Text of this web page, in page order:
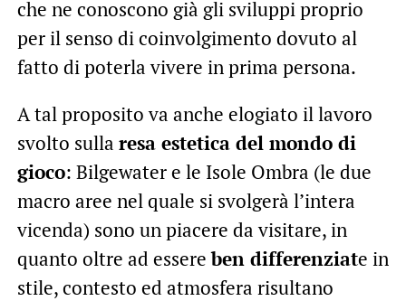
che ne conoscono già gli sviluppi proprio
per il senso di coinvolgimento dovuto al
fatto di poterla vivere in prima persona.
A tal proposito va anche elogiato il lavoro
svolto sulla resa estetica del mondo di
gioco: Bilgewater e le Isole Ombra (le due
macro aree nel quale si svolgerà l’intera
vicenda) sono un piacere da visitare, in
quanto oltre ad essereben differenziate in
stile, contesto ed atmosfera risultano